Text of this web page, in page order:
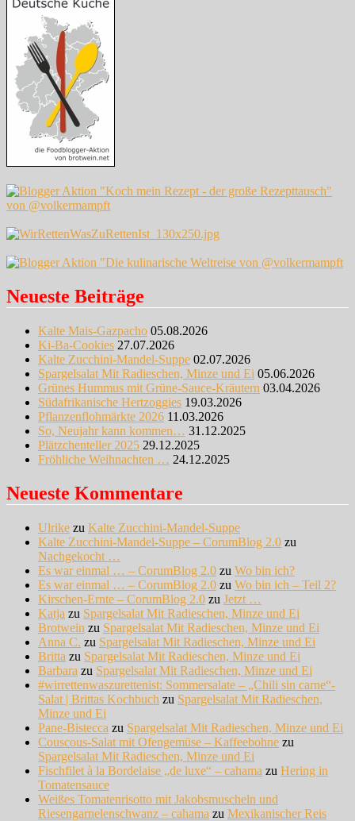
Neueste Beiträge
Kalte Mais-Gazpacho 05.08.2026
Ki-Ba-Cookies 27.07.2026
Kalte Zucchini-Mandel-Suppe 02.07.2026
Spargelsalat Mit Radieschen, Minze und Ei 05.06.2026
Grünes Hummus mit Grüne-Sauce-Kräutern 03.04.2026
Südafrikanische Hertzoggies 19.03.2026
Pflanzenflohmärkte 2026 11.03.2026
So, Neujahr kann kommen… 31.12.2025
Plätzchenteller 2025 29.12.2025
Fröhliche Weihnachten … 24.12.2025
Neueste Kommentare
Ulrike zu Kalte Zucchini-Mandel-Suppe
Kalte Zucchini-Mandel-Suppe – CorumBlog 2.0 zu
Nachgekocht …
Es war einmal … – CorumBlog 2.0 zu Wo bin ich?
Es war einmal … – CorumBlog 2.0 zu Wo bin ich – Teil 2?
Kirschen-Ernte – CorumBlog 2.0 zu Jetzt …
Katja zu Spargelsalat Mit Radieschen, Minze und Ei
Brotwein zu Spargelsalat Mit Radieschen, Minze und Ei
Anna C. zu Spargelsalat Mit Radieschen, Minze und Ei
Britta zu Spargelsalat Mit Radieschen, Minze und Ei
Barbara zu Spargelsalat Mit Radieschen, Minze und Ei
#wirrettenwaszurettenist: Sommersalate – „Chili sin carne“-
Salat | Brittas Kochbuch zu Spargelsalat Mit Radieschen,
Minze und Ei
Pane-Bistecca zu Spargelsalat Mit Radieschen, Minze und Ei
Couscous-Salat mit Ofengemüse – Kaffeebohne zu
Spargelsalat Mit Radieschen, Minze und Ei
Fischfilet à la Bordelaise „de luxe“ – cahama zu Hering in
Tomatensauce
Weißes Tomatenrisotto mit Jakobsmuscheln und
Riesengarnelenschwanz – cahama zu Mexikanischer Reis